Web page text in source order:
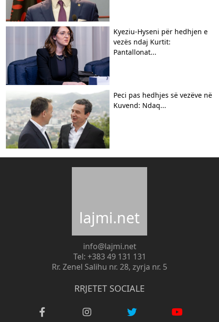
Kyeziu-Hyseni për hedhjen e
vezës ndaj Kurtit:
Pantallonat...
Peci pas hedhjes së vezëve në
Kuvend: Ndaq...
lajmi.net
info@lajmi.net
Tel: +383 49 131 131
Rr. Zenel Salihu nr. 28, zyrja nr. 5
RRJETET SOCIALE